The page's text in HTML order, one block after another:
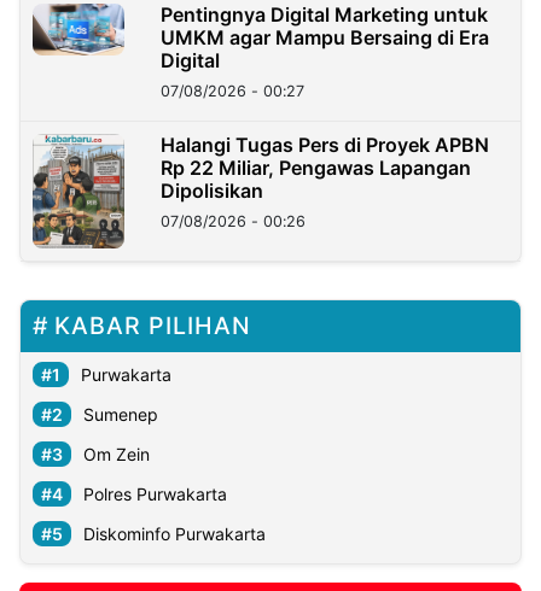
Pentingnya Digital Marketing untuk
UMKM agar Mampu Bersaing di Era
Digital
07/08/2026 - 00:27
Halangi Tugas Pers di Proyek APBN
Rp 22 Miliar, Pengawas Lapangan
Dipolisikan
07/08/2026 - 00:26
KABAR PILIHAN
Purwakarta
Sumenep
Om Zein
Polres Purwakarta
Diskominfo Purwakarta